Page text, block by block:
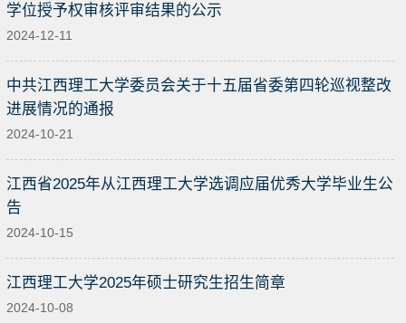
学位授予权审核评审结果的公示
2024-12-11
中共江西理工大学委员会关于十五届省委第四轮巡视整改
进展情况的通报
2024-10-21
江西省2025年从江西理工大学选调应届优秀大学毕业生公
告
2024-10-15
江西理工大学2025年硕士研究生招生简章
2024-10-08